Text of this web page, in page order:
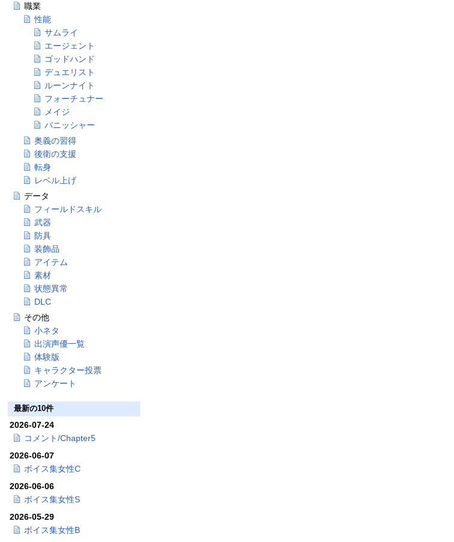
職業
性能
サムライ
エージェント
ゴッドハンド
デュエリスト
ルーンナイト
フォーチュナー
メイジ
バニッシャー
奥義の習得
後衛の支援
転身
レベル上げ
データ
フィールドスキル
武器
防具
装飾品
アイテム
素材
状態異常
DLC
その他
小ネタ
出演声優一覧
体験版
キャラクター投票
アンケート
最新の10件
2026-07-24
コメント/Chapter5
2026-06-07
ボイス集女性C
2026-06-06
ボイス集女性S
2026-05-29
ボイス集女性B